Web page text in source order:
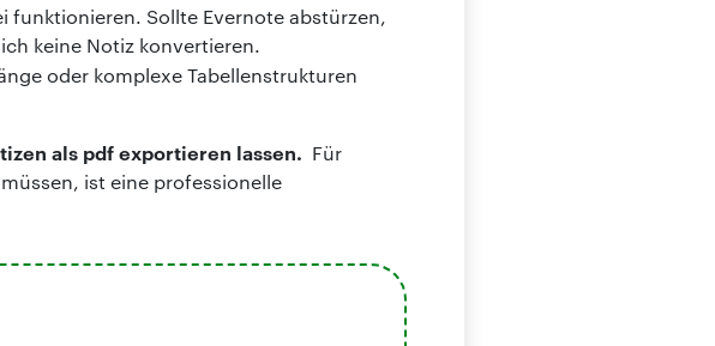
funktionieren. Sollte Evernote abstürzen,
keine Notiz konvertieren.
oder komplexe Tabellenstrukturen
als pdf exportieren lassen. Für
ist eine professionelle